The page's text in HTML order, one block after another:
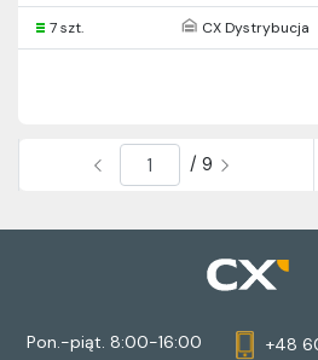
7 szt. CX Dystrybucja
/ 9
Pon.-piąt. 8:00-16:00
+48